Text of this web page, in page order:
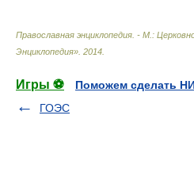
Православная энциклопедия. - М.:
Энциклопедия» 2014
Игры ⚽
Поможем сделать
ГОЭС